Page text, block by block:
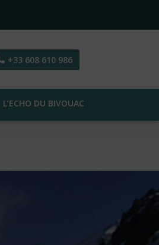
+33 608 610 986
L’ECHO DU BIVOUAC